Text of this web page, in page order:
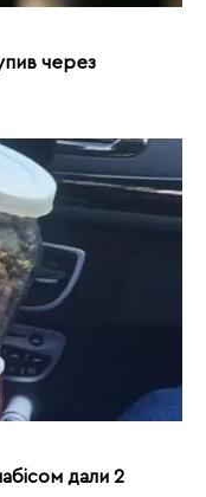
через
дали 2